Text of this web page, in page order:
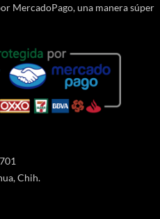
MercadoPago, una manera súper
Chih.